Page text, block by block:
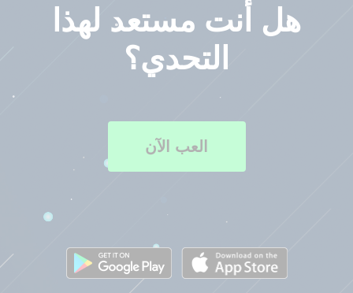
هل أنت مستعد لهذا
التحدي؟
العب الآن